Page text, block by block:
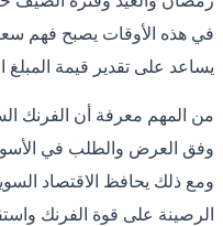
في هذه الأوقات يصبح فهم
يساعد على تقدير قيمة المبلغ
من المهم معرفة أن الفرنك
وفق العرض والطلب في
ومع ذلك يحافظ الاقتصاد
الرصينة على قوة الفرنك